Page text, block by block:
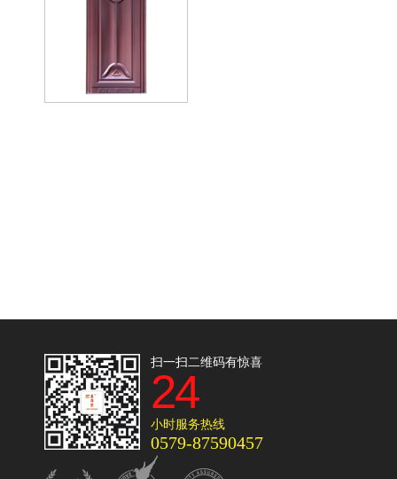
扫一扫二维码有惊喜
24
小时服务热线
0579-87590457